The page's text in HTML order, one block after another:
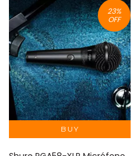
músicos exigentes.
23%
OFF